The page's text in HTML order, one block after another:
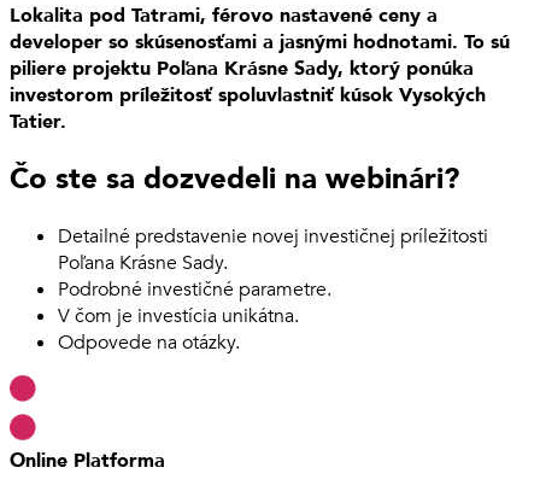
Lokalita pod Tatrami, férovo nastavené ceny a
developer so skúsenosťami a jasnými hodnotami. To sú
piliere projektu Poľana Krásne Sady, ktorý ponúka
investorom príležitosť spoluvlastniť kúsok Vysokých
Tatier.
Čo ste sa dozvedeli na webinári?
Detailné predstavenie novej investičnej príležitosti
Poľana Krásne Sady.
Podrobné investičné parametre.
V čom je investícia unikátna.
Odpovede na otázky.
Online Platforma